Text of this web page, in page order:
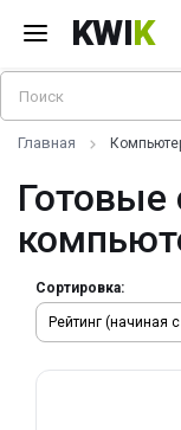
KWIK
Главная
Готовые
Сортировка: